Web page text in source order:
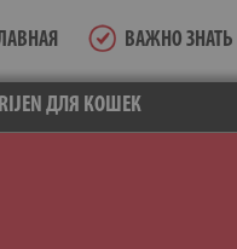
ВАЖНО ЗНАТЬ
ДЛЯ КОШЕК